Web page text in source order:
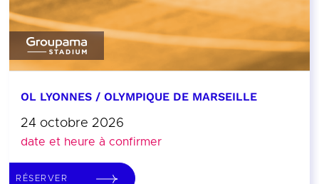
OL LYONNES / OLYMPIQUE DE MARSEILLE
24 octobre 2026
date et heure à confirmer
RÉSERVER